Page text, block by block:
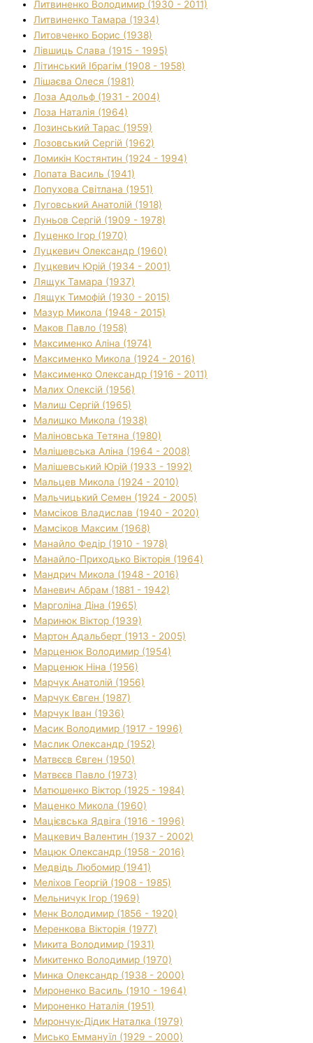
Литвиненко Володимир (1930 - 2011)
Литвиненко Тамара (1934)
Литовченко Борис (1938)
Лівшиць Слава (1915 - 1995)
Літинський Ібрагім (1908 - 1958)
Лішаєва Олеся (1981)
Лоза Адольф (1931 - 2004)
Лоза Наталія (1964)
Лозинський Тарас (1959)
Лозовський Сергій (1962)
Ломикін Костянтин (1924 - 1994)
Лопата Василь (1941)
Лопухова Світлана (1951)
Луговський Анатолій (1918)
Луньов Сергій (1909 - 1978)
Луценко Ігор (1970)
Луцкевич Олександр (1960)
Луцкевич Юрій (1934 - 2001)
Лящук Тамара (1937)
Лящук Тимофій (1930 - 2015)
Мазур Микола (1948 - 2015)
Маков Павло (1958)
Максименко Аліна (1974)
Максименко Микола (1924 - 2016)
Максименко Олександр (1916 - 2011)
Малих Олексій (1956)
Малиш Сергій (1965)
Малишко Микола (1938)
Маліновська Тетяна (1980)
Малішевська Аліна (1964 - 2008)
Малішевський Юрій (1933 - 1992)
Мальцев Микола (1924 - 2010)
Мальчицький Семен (1924 - 2005)
Мамсіков Владислав (1940 - 2020)
Мамсіков Максим (1968)
Манайло Федір (1910 - 1978)
Манайло-Приходько Вікторія (1964)
Мандрич Микола (1948 - 2016)
Маневич Абрам (1881 - 1942)
Марголіна Діна (1965)
Маринюк Віктор (1939)
Мартон Адальберт (1913 - 2005)
Марценюк Володимир (1954)
Марценюк Ніна (1956)
Марчук Анатолій (1956)
Марчук Євген (1987)
Марчук Іван (1936)
Масик Володимир (1917 - 1996)
Маслик Олександр (1952)
Матвєєв Євген (1950)
Матвєєв Павло (1973)
Матюшенко Віктор (1925 - 1984)
Маценко Микола (1960)
Мацієвська Ядвіга (1916 - 1996)
Мацкевич Валентин (1937 - 2002)
Мацюк Олександр (1958 - 2016)
Медвідь Любомир (1941)
Меліхов Георгій (1908 - 1985)
Мельничук Ігор (1969)
Менк Володимир (1856 - 1920)
Меренкова Вікторія (1977)
Микита Володимир (1931)
Микитенко Володимир (1970)
Минка Олександр (1938 - 2000)
Мироненко Василь (1910 - 1964)
Мироненко Наталія (1951)
Мирончук-Дідик Наталка (1979)
Мисько Еммануїл (1929 - 2000)